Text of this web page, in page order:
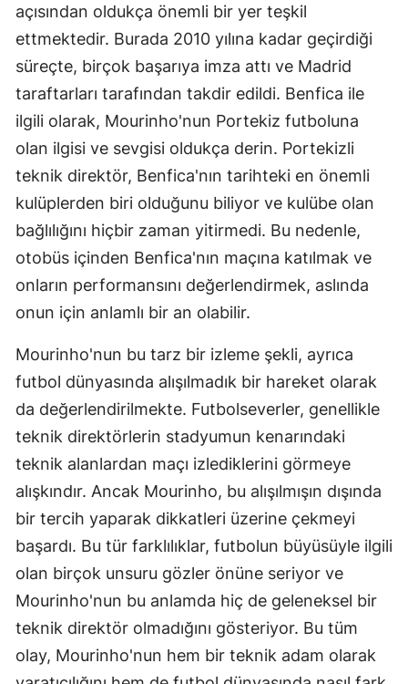
açısından oldukça önemli bir yer teşkil
ettmektedir. Burada 2010 yılına kadar geçirdiği
süreçte, birçok başarıya imza attı ve Madrid
taraftarları tarafından takdir edildi. Benfica ile
ilgili olarak, Mourinho'nun Portekiz futboluna
olan ilgisi ve sevgisi oldukça derin. Portekizli
teknik direktör, Benfica'nın tarihteki en önemli
kulüplerden biri olduğunu biliyor ve kulübe olan
bağlılığını hiçbir zaman yitirmedi. Bu nedenle,
otobüs içinden Benfica'nın maçına katılmak ve
onların performansını değerlendirmek, aslında
onun için anlamlı bir an olabilir.
Mourinho'nun bu tarz bir izleme şekli, ayrıca
futbol dünyasında alışılmadık bir hareket olarak
da değerlendirilmekte. Futbolseverler, genellikle
teknik direktörlerin stadyumun kenarındaki
teknik alanlardan maçı izlediklerini görmeye
alışkındır. Ancak Mourinho, bu alışılmışın dışında
bir tercih yaparak dikkatleri üzerine çekmeyi
başardı. Bu tür farklılıklar, futbolun büyüsüyle ilgili
olan birçok unsuru gözler önüne seriyor ve
Mourinho'nun bu anlamda hiç de geleneksel bir
teknik direktör olmadığını gösteriyor. Bu tüm
olay, Mourinho'nun hem bir teknik adam olarak